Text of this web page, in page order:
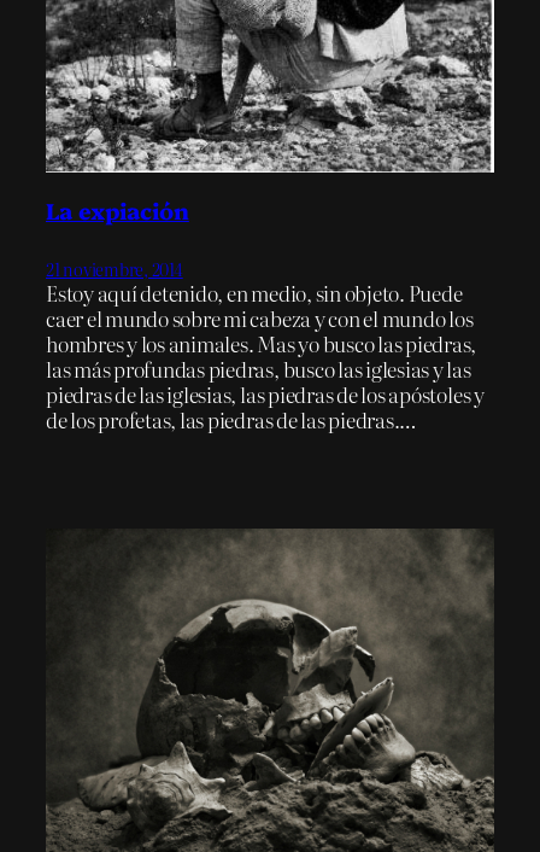
La expiación
21 noviembre, 2014
Estoy aquí detenido, en medio, sin objeto. Puede
caer el mundo sobre mi cabeza y con el mundo los
hombres y los animales. Mas yo busco las piedras,
las más profundas piedras, busco las iglesias y las
piedras de las iglesias, las piedras de los apóstoles y
de los profetas, las piedras de las piedras.…